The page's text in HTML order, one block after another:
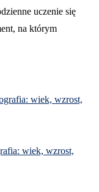
uczenie się
na którym
wiek, wzrost,
wiek, wzrost,